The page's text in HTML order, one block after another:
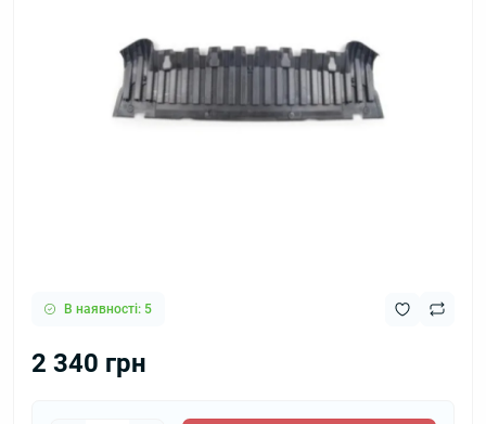
В наявності: 5
2 340 грн